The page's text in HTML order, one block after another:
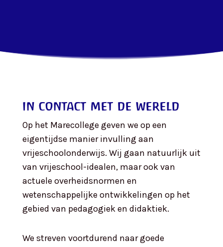
in contact met de wereld
Op het Marecollege geven we op een
eigentijdse manier invulling aan
vrijeschoolonderwijs. Wij gaan natuurlijk uit
van vrijeschool-idealen, maar ook van
actuele overheidsnormen en
wetenschappelijke ontwikkelingen op het
gebied van pedagogiek en didaktiek.
We streven voortdurend naar goede